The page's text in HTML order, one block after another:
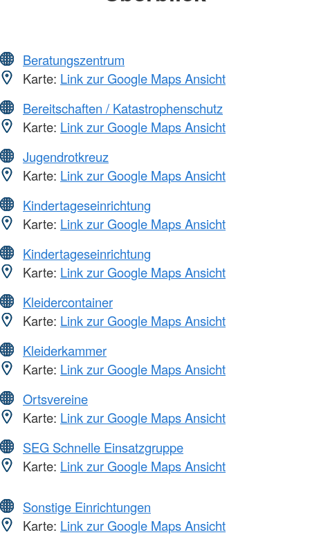
Beratungszentrum
Karte: Link zur Google Maps Ansicht
Bereitschaften / Katastrophenschutz
Karte: Link zur Google Maps Ansicht
Jugendrotkreuz
Karte: Link zur Google Maps Ansicht
Kindertageseinrichtung
Karte: Link zur Google Maps Ansicht
Kindertageseinrichtung
Karte: Link zur Google Maps Ansicht
Kleidercontainer
Karte: Link zur Google Maps Ansicht
Kleiderkammer
Karte: Link zur Google Maps Ansicht
Ortsvereine
Karte: Link zur Google Maps Ansicht
SEG Schnelle Einsatzgruppe
Karte: Link zur Google Maps Ansicht
Sonstige Einrichtungen
Karte: Link zur Google Maps Ansicht